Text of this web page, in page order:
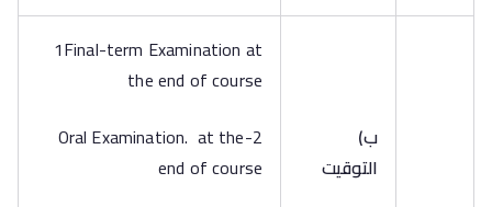
‌ب)
التوقيت
1Final-term Examination at
the end of course
2-Oral Examination. at the
end of course